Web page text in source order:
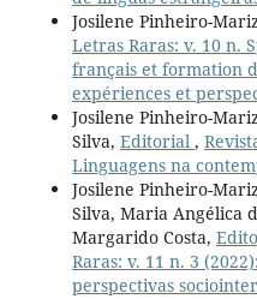
Josilene Pinheiro-
Letras Raras: v. 10 n.
français et formation
expériences et
Josilene Pinheiro-
Silva, Editorial ,
Linguagens na
Josilene Pinheiro-
Silva, Maria Angélica
Margarido Costa,
Raras: v. 11 n. 3
perspectivas